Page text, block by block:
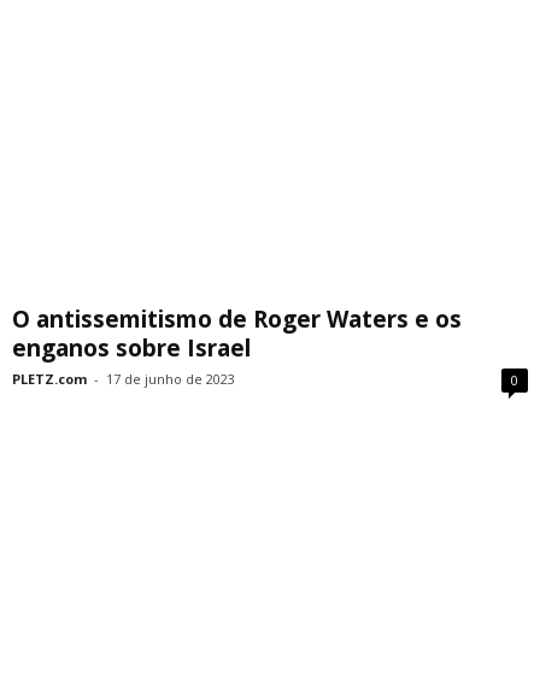
O antissemitismo de Roger Waters e os
enganos sobre Israel
PLETZ.com - 17 de junho de 2023 0